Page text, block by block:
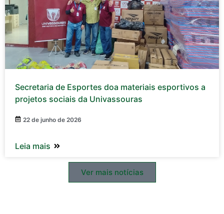
Secretaria de Esportes doa materiais esportivos a
projetos sociais da Univassouras
22 de junho de 2026
Leia mais
Ver mais notícias